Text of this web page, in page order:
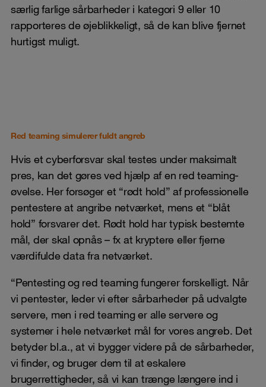
særlig farlige sårbarheder i kategori 9 eller 10
rapporteres de øjeblikkeligt, så de kan blive fjernet
hurtigst muligt.
Red teaming simulerer fuldt angreb
Hvis et cyberforsvar skal testes under maksimalt
pres, kan det gøres ved hjælp af en red teaming-
øvelse. Her forsøger et “rødt hold” af professionelle
pentestere at angribe netværket, mens et “blåt
hold” forsvarer det. Rødt hold har typisk bestemte
mål, der skal opnås – fx at kryptere eller fjerne
værdifulde data fra netværket.
“Pentesting og red teaming fungerer forskelligt. Når
vi pentester, leder vi efter sårbarheder på udvalgte
servere, men i red teaming er alle servere og
systemer i hele netværket mål for vores angreb. Det
betyder bl.a., at vi bygger videre på de sårbarheder,
vi finder, og bruger dem til at eskalere
brugerrettigheder, så vi kan trænge længere ind i